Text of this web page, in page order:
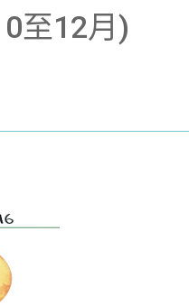
至12月)